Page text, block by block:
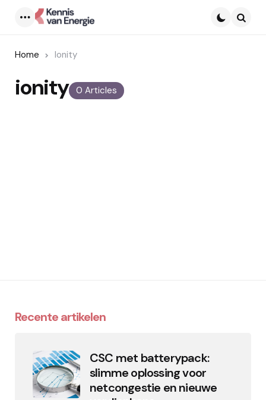
Home Ionity
0 Articles
ionity
Recente artikelen
CSC met batterypack:
slimme oplossing voor
netcongestie en nieuwe